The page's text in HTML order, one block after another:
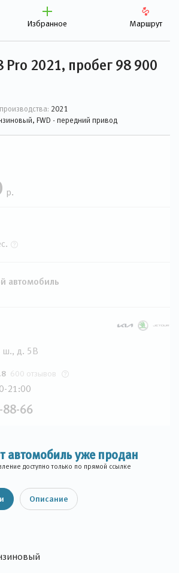
Избранное Маршрут
Pro 2021, пробег 98 900
2021
FWD - передний привод
р.
автомобиль
ш., д. 5В
600 отзывов
21:00
88-66
автомобиль уже продан
доступно только по прямой ссылке
Описание